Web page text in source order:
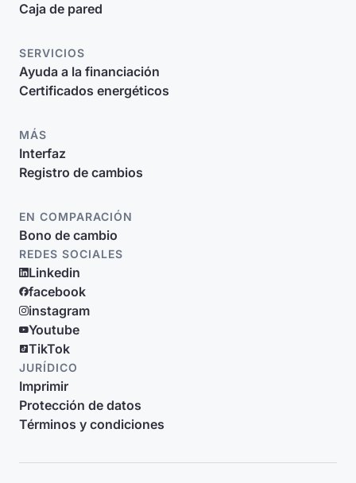
Caja de pared
SERVICIOS
Ayuda a la financiación
Certificados energéticos
MÁS
Interfaz
Registro de cambios
EN COMPARACIÓN
Bono de cambio
REDES SOCIALES
Linkedin
facebook
instagram
Youtube
TikTok
JURÍDICO
Imprimir
Protección de datos
Términos y condiciones